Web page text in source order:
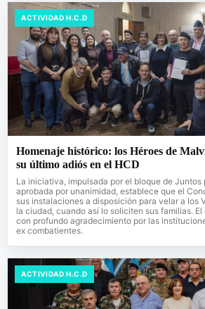
ACTIVIDAD H.C.D
Homenaje histórico: los Héroes de
su último adiós en el HCD
La iniciativa, impulsada por el bloque de Juntos
aprobada por unanimidad, establece que el
sus instalaciones a disposición para velar a los
la ciudad, cuando así lo soliciten sus familias.
con profundo agradecimiento por las
ex combatientes.
ACTIVIDAD H.C.D